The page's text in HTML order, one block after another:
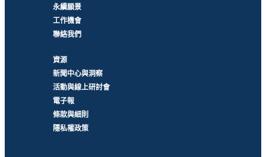
永續願景
工作機會
聯絡我們
資源
新聞中心與洞察
活動與線上研討會
電子報
條款與細則
隱私權政策